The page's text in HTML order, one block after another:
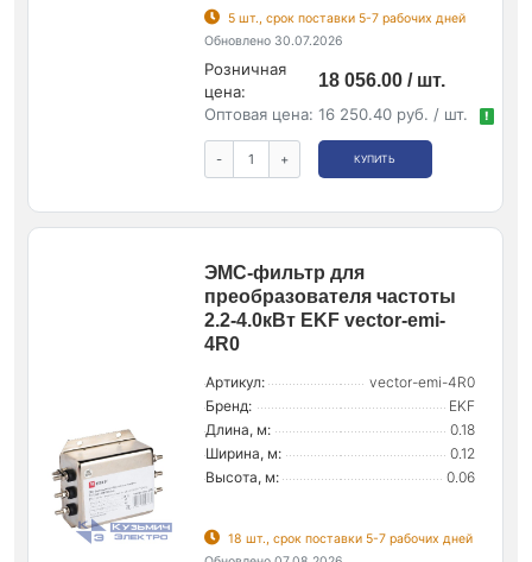
5 шт., срок поставки 5-7 рабочих дней
Обновлено 30.07.2026
Розничная
цена:
18 056.00 / шт.
Оптовая цена: 16 250.40 руб. / шт. !
- + КУПИТЬ
ЭМС-фильтр для
преобразователя частоты
2.2-4.0кВт EKF vector-emi-
4R0
Артикул:
vector-emi-4R0
Бренд:
EKF
Длина, м:
0.18
Ширина, м:
0.12
Высота, м:
0.06
18 шт., срок поставки 5-7 рабочих дней